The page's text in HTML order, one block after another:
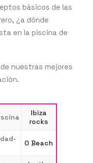
básicos de las
¿a dónde
en la piscina de
nuestras mejores
Ibiza
rocks
O Beach